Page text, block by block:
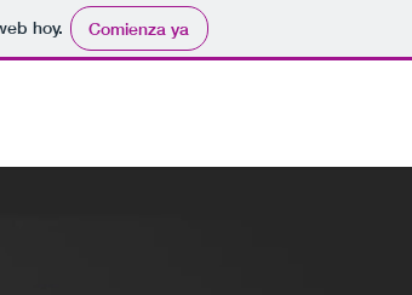
hoy. Comienza ya